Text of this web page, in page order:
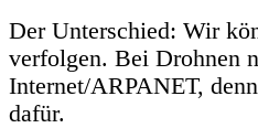
Der Unterschied: Wir
verfolgen. Bei Drohnen
Internet/ARPANET,
dafür.